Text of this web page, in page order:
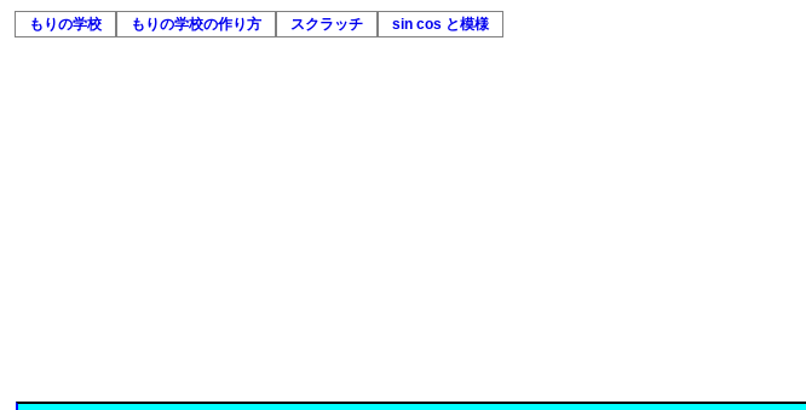
もりの学校 もりの学校の作り方 スクラッチ sin cos と模様